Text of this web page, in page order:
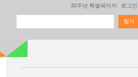
30주년 특별페이지 로그인
검색 폼